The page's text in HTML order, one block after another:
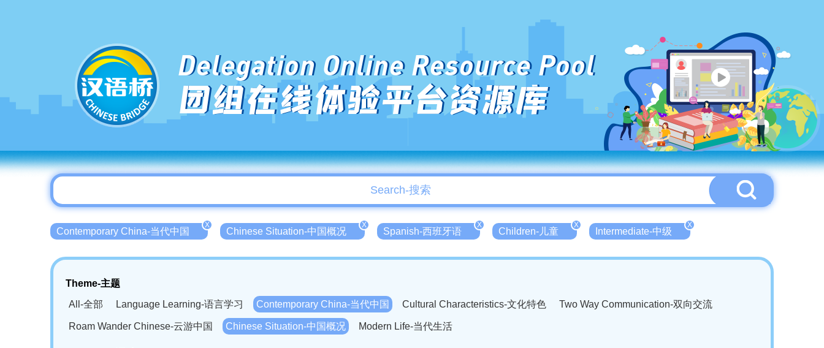
Delegation Online Resource Pool
团组在线体验平台资源库
Contemporary China-当代中国
X
Chinese Situation-中国概况
X
Spanish-西班牙语
X
Children-儿童
X
Intermediate-中级
X
Theme-主题
All-全部
Language Learning-语言学习 Contemporary China-当代中国 Cultural Characteristics-文化特色 Two Way Communication-双向交流
Roam Wander Chinese-云游中国 Chinese Situation-中国概况 Modern Life-当代生活